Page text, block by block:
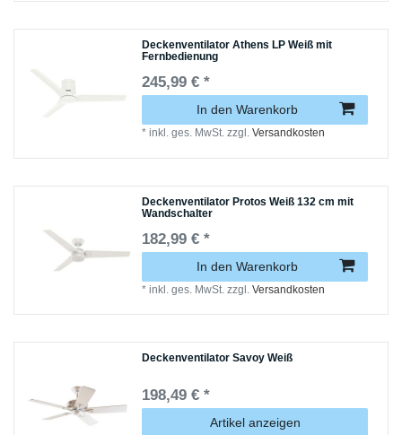
Deckenventilator Athens LP Weiß mit
Fernbedienung
245,99 € *
In den Warenkorb
*inkl. ges. MwSt. zzgl.Versandkosten
Deckenventilator Protos Weiß 132 cm mit
Wandschalter
182,99 € *
In den Warenkorb
*inkl. ges. MwSt. zzgl.Versandkosten
Deckenventilator Savoy Weiß
198,49 € *
Artikel anzeigen